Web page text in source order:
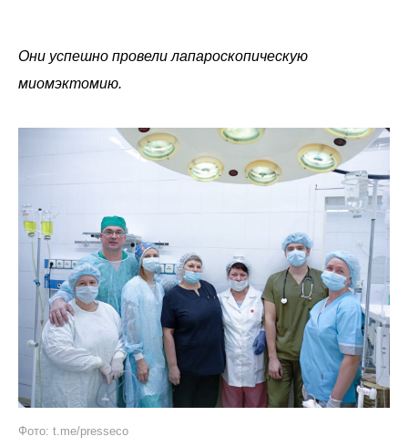
Они успешно провели лапароскопическую
миомэктомию.
Фото: t.me/presseco